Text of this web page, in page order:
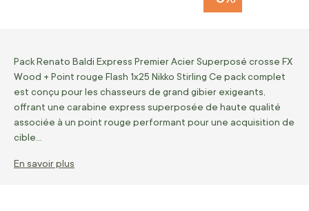
Pack Renato Baldi Express Premier Acier Superposé crosse FX
Wood + Point rouge Flash 1x25 Nikko Stirling Ce pack complet
est conçu pour les chasseurs de grand gibier exigeants,
offrant une carabine express superposée de haute qualité
associée à un point rouge performant pour une acquisition de
cible…
En savoir plus